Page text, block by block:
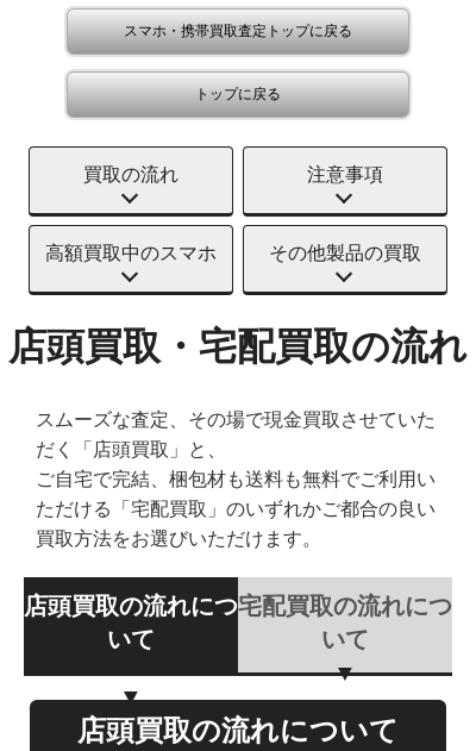
スマホ・携帯買取査定トップに戻る
トップに戻る
買取の流れ 注意事項
高額買取中のスマホ その他製品の買取
店頭買取・宅配買取の流れ
スムーズな査定、その場で現金買取させていた
だく「店頭買取」と、
ご自宅で完結、梱包材も送料も無料でご利用い
ただける「宅配買取」のいずれかご都合の良い
買取方法をお選びいただけます。
店頭買取の流れにつ
いて
宅配買取の流れにつ
いて
店頭買取の流れについて